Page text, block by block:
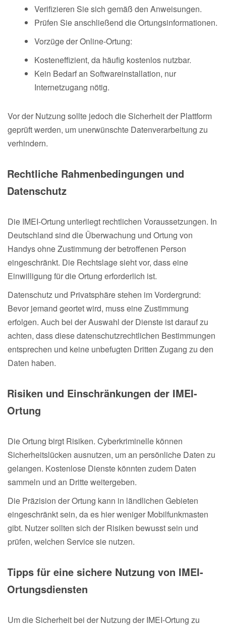
Verifizieren Sie sich gemäß den Anweisungen.
Prüfen Sie anschließend die Ortungsinformationen.
Vorzüge der Online-Ortung:
Kosteneffizient, da häufig kostenlos nutzbar.
Kein Bedarf an Softwareinstallation, nur
Internetzugang nötig.
Vor der Nutzung sollte jedoch die Sicherheit der Plattform
geprüft werden, um unerwünschte Datenverarbeitung zu
verhindern.
Rechtliche Rahmenbedingungen und
Datenschutz
Die IMEI-Ortung unterliegt rechtlichen Voraussetzungen. In
Deutschland sind die Überwachung und Ortung von
Handys ohne Zustimmung der betroffenen Person
eingeschränkt. Die Rechtslage sieht vor, dass eine
Einwilligung für die Ortung erforderlich ist.
Datenschutz und Privatsphäre stehen im Vordergrund:
Bevor jemand geortet wird, muss eine Zustimmung
erfolgen. Auch bei der Auswahl der Dienste ist darauf zu
achten, dass diese datenschutzrechtlichen Bestimmungen
entsprechen und keine unbefugten Dritten Zugang zu den
Daten haben.
Risiken und Einschränkungen der IMEI-
Ortung
Die Ortung birgt Risiken. Cyberkriminelle können
Sicherheitslücken ausnutzen, um an persönliche Daten zu
gelangen. Kostenlose Dienste könnten zudem Daten
sammeln und an Dritte weitergeben.
Die Präzision der Ortung kann in ländlichen Gebieten
eingeschränkt sein, da es hier weniger Mobilfunkmasten
gibt. Nutzer sollten sich der Risiken bewusst sein und
prüfen, welchen Service sie nutzen.
Tipps für eine sichere Nutzung von IMEI-
Ortungsdiensten
Um die Sicherheit bei der Nutzung der IMEI-Ortung zu